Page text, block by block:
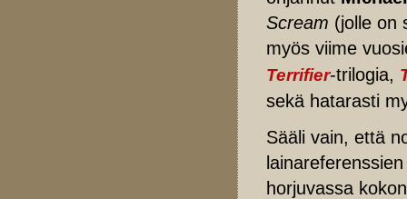
Scream (jolle on
myös viime
Terrifier-trilogia,
sekä hatarasti
Sääli vain, että
horjuvassa